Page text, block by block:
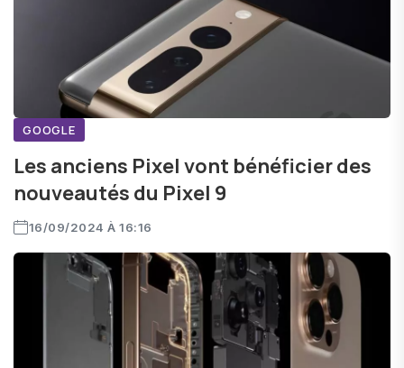
GOOGLE
Les anciens Pixel vont bénéficier des
nouveautés du Pixel 9
16/09/2024 À 16:16